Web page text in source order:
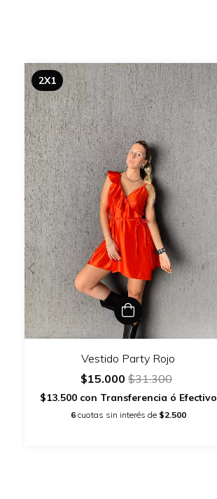
2X1
Vestido Party Rojo
$15.000 $31.300
$13.500 con Transferencia ó Efectivo
6 cuotas sin interés de $2.500